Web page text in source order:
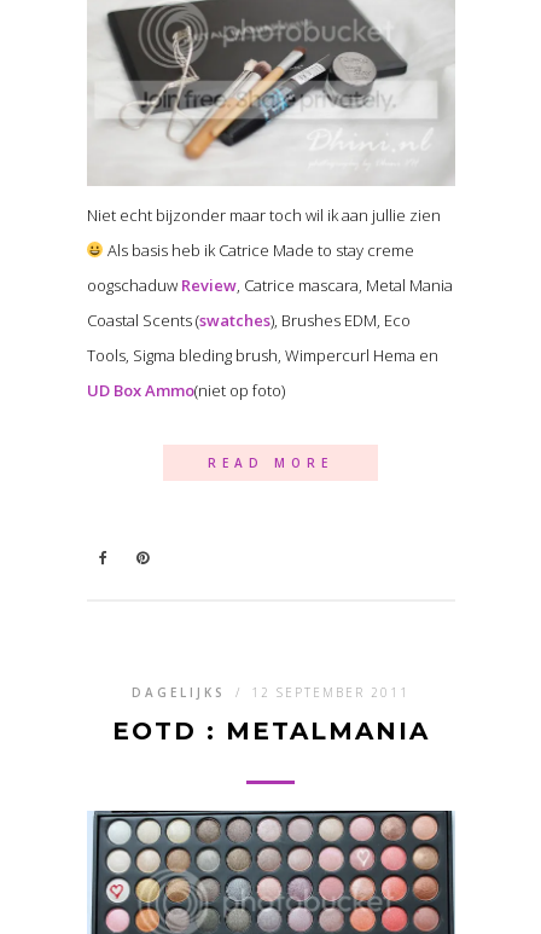
Niet echt bijzonder maar toch wil ik aan jullie zien
Als basis heb ik Catrice Made to stay creme
oogschaduw Review, Catrice mascara, Metal Mania
Coastal Scents (swatches), Brushes EDM, Eco
Tools, Sigma bleding brush, Wimpercurl Hema en
UD Box Ammo(niet op foto)
READ MORE
DAGELIJKS / 12 SEPTEMBER 2011
EOTD : METALMANIA